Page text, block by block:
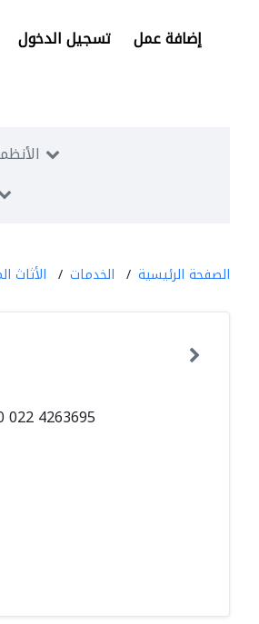
تسجيل الدخول إضافة عمل
الصفحة الرئيسية الخدمات الأثاث
022 4263695